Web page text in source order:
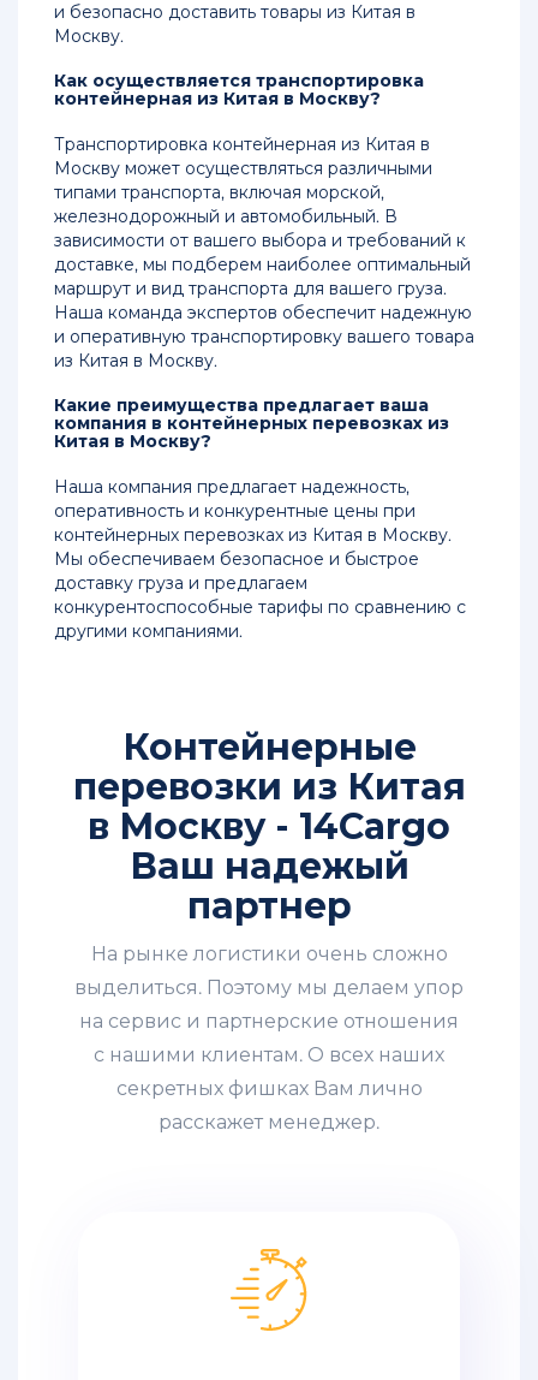
и безопасно доставить товары из Китая в
Москву.
Как осуществляется транспортировка
контейнерная из Китая в Москву?
Транспортировка контейнерная из Китая в
Москву может осуществляться различными
типами транспорта, включая морской,
железнодорожный и автомобильный. В
зависимости от вашего выбора и требований к
доставке, мы подберем наиболее оптимальный
маршрут и вид транспорта для вашего груза.
Наша команда экспертов обеспечит надежную
и оперативную транспортировку вашего товара
из Китая в Москву.
Какие преимущества предлагает ваша
компания в контейнерных перевозках из
Китая в Москву?
Наша компания предлагает надежность,
оперативность и конкурентные цены при
контейнерных перевозках из Китая в Москву.
Мы обеспечиваем безопасное и быстрое
доставку груза и предлагаем
конкурентоспособные тарифы по сравнению с
другими компаниями.
Контейнерные
перевозки из Китая
в Москву - 14Cargo
Ваш надежый
партнер
На рынке логистики очень сложно
выделиться. Поэтому мы делаем упор
на сервис и партнерские отношения
с нашими клиентам. О всех наших
секретных фишках Вам лично
расскажет менеджер.